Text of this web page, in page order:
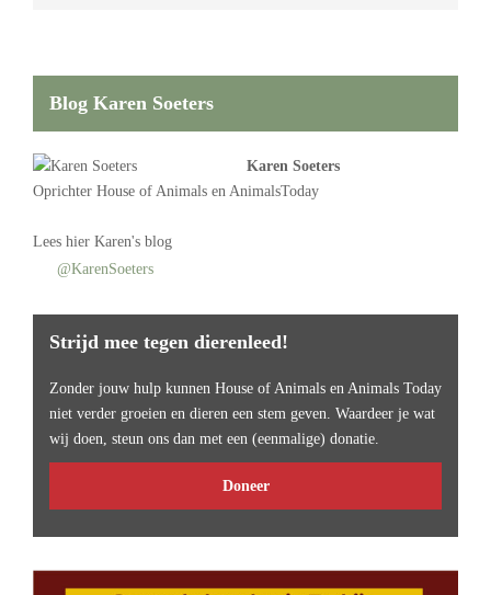
Blog Karen Soeters
Karen Soeters
Oprichter House of Animals en AnimalsToday
Lees hier Karen's blog
@KarenSoeters
Strijd mee tegen dierenleed!
Zonder jouw hulp kunnen House of Animals en Animals Today
niet verder groeien en dieren een stem geven. Waardeer je wat
wij doen, steun ons dan met een (eenmalige) donatie.
Doneer